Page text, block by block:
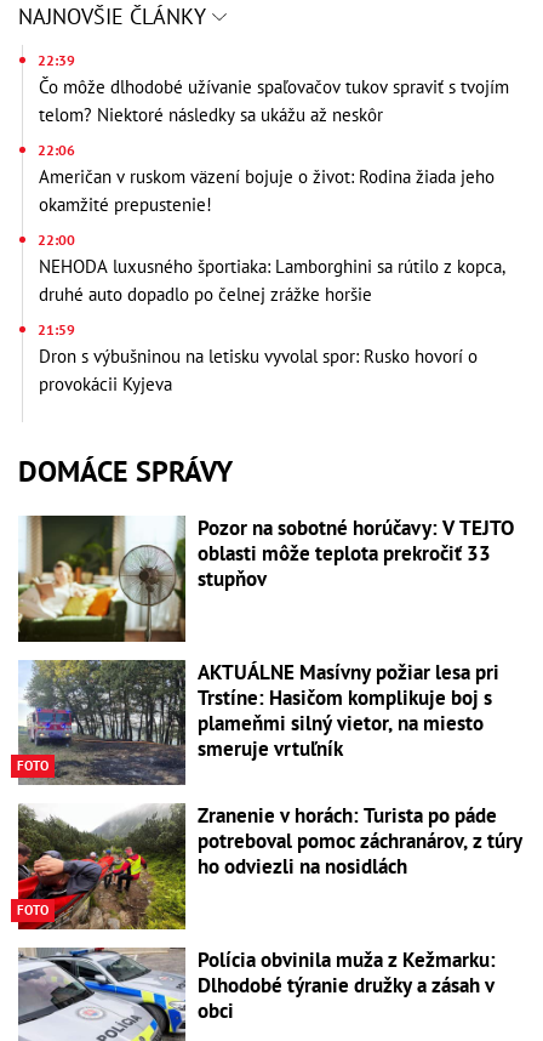
NAJNOVŠIE ČLÁNKY
22:39
Čo môže dlhodobé užívanie spaľovačov tukov spraviť s tvojím
telom? Niektoré následky sa ukážu až neskôr
22:06
Američan v ruskom väzení bojuje o život: Rodina žiada jeho
okamžité prepustenie!
22:00
NEHODA luxusného športiaka: Lamborghini sa rútilo z kopca,
druhé auto dopadlo po čelnej zrážke horšie
21:59
Dron s výbušninou na letisku vyvolal spor: Rusko hovorí o
provokácii Kyjeva
DOMÁCE SPRÁVY
Pozor na sobotné horúčavy: V TEJTO
oblasti môže teplota prekročiť 33
stupňov
FOTO
AKTUÁLNE Masívny požiar lesa pri
Trstíne: Hasičom komplikuje boj s
plameňmi silný vietor, na miesto
smeruje vrtuľník
FOTO
Zranenie v horách: Turista po páde
potreboval pomoc záchranárov, z túry
ho odviezli na nosidlách
Polícia obvinila muža z Kežmarku:
Dlhodobé týranie družky a zásah v
obci